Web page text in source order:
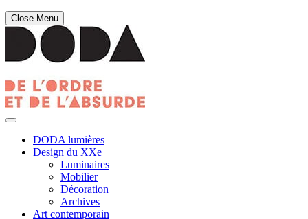
Close Menu
DODA lumières
Design du XXe
Luminaires
Mobilier
Décoration
Archives
Art contemporain